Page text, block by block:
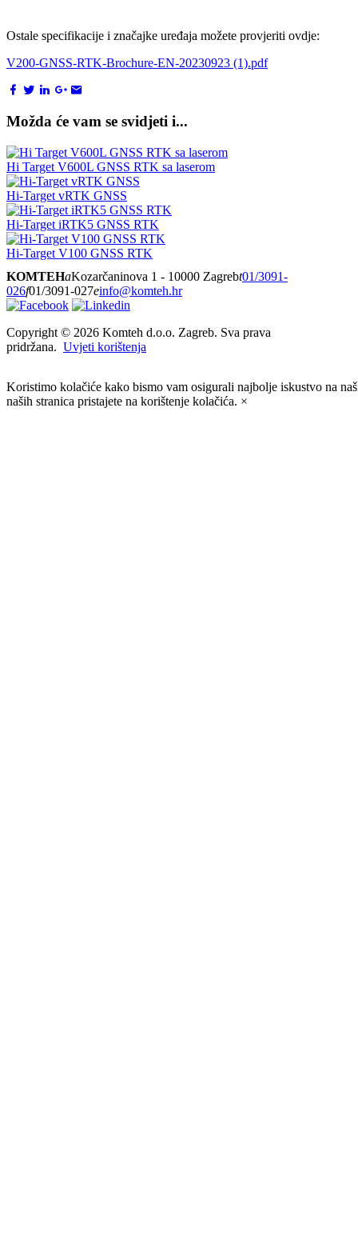
Ostale specifikacije i značajke uređaja možete provjeriti ovdje:
V200-GNSS-RTK-Brochure-EN-20230923 (1).pdf
Možda će vam se svidjeti i...
Hi Target V600L GNSS RTK sa laserom
Hi-Target vRTK GNSS
Hi-Target iRTK5 GNSS RTK
Hi-Target V100 GNSS RTK
KOMTEHaKozarčaninova 1 - 10000 Zagrebt01/3091-
026f01/3091-027einfo@komteh.hr
Copyright © 2026 Komteh d.o.o. Zagreb. Sva prava
pridržana. Uvjeti korištenja
Koristimo kolačiće kako bismo vam osigurali najbolje iskustvo na
naših stranica pristajete na korištenje kolačića. ×